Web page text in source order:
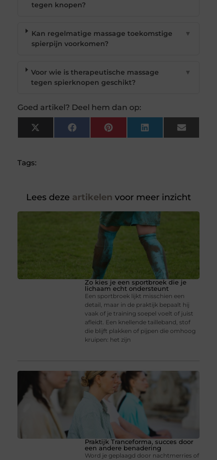
tegen knopen?
Kan regelmatige massage toekomstige
spierpijn voorkomen?
▼
Voor wie is therapeutische massage
tegen spierknopen geschikt?
▼
Goed artikel? Deel hem dan op:
X
(Twitter)
FacebookPinterest LinkedIn Email
Tags:
Lees deze artikelen voor meer inzicht
Zo kies je een sportbroek die je
lichaam echt ondersteunt
Een sportbroek lijkt misschien een
detail, maar in de praktijk bepaalt hij
vaak of je training soepel voelt of juist
afleidt. Een knellende tailleband, stof
die blijft plakken of pijpen die omhoog
kruipen: het zijn
Praktijk Tranceforma, succes door
een andere benadering
Word je geplaagd door nachtmerries of